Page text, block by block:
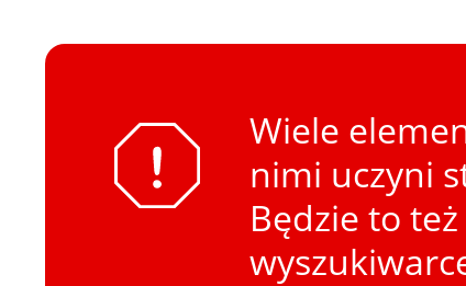
Wiele
nimi uczyni
Będzie to